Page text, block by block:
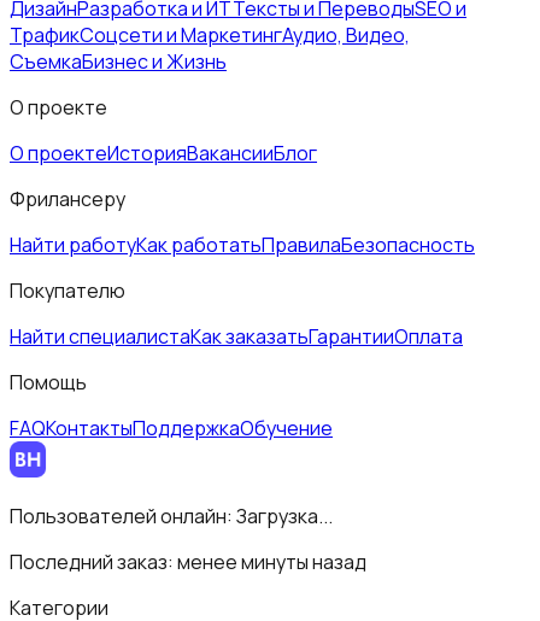
ДизайнРазработка и ИТТексты и ПереводыSEO и
ТрафикСоцсети и МаркетингАудио, Видео,
СъемкаБизнес и Жизнь
О проекте
О проектеИсторияВакансииБлог
Фрилансеру
Найти работуКак работатьПравилаБезопасность
Покупателю
Найти специалистаКак заказатьГарантииОплата
Помощь
FAQКонтактыПоддержкаОбучение
Пользователей онлайн: Загрузка...
Последний заказ: менее минуты назад
Категории